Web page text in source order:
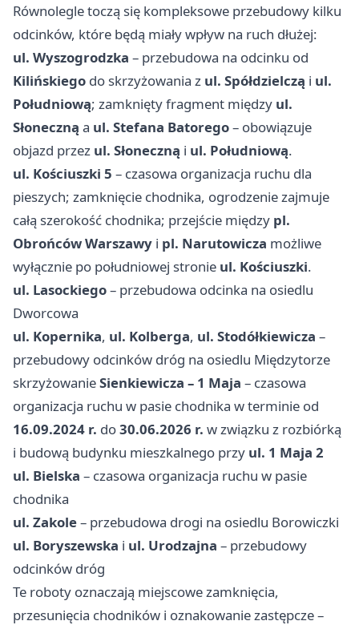
Równolegle toczą się kompleksowe przebudowy kilku
odcinków, które będą miały wpływ na ruch dłużej:
ul. Wyszogrodzka – przebudowa na odcinku od
Kilińskiego do skrzyżowania z ul. Spółdzielczą i ul.
Południową; zamknięty fragment między ul.
Słoneczną a ul. Stefana Batorego– obowiązuje
objazd przez ul. Słoneczną i ul. Południową.
ul. Kościuszki 5 – czasowa organizacja ruchu dla
pieszych; zamknięcie chodnika, ogrodzenie zajmuje
całą szerokość chodnika; przejście między pl.
Obrońców Warszawy i pl. Narutowicza możliwe
wyłącznie po południowej stronie ul. Kościuszki.
ul. Lasockiego– przebudowa odcinka na osiedlu
Dworcowa
ul. Kopernika, ul. Kolberga, ul. Stodółkiewicza –
przebudowy odcinków dróg na osiedlu Międzytorze
skrzyżowanieSienkiewicza – 1 Maja – czasowa
organizacja ruchu w pasie chodnika w terminie od
16.09.2024 r. do30.06.2026 r. w związku z rozbiórką
i budową budynku mieszkalnego przy ul. 1 Maja 2
ul. Bielska – czasowa organizacja ruchu w pasie
chodnika
ul. Zakole– przebudowa drogi na osiedlu Borowiczki
ul. Boryszewska i ul. Urodzajna – przebudowy
odcinków dróg
Te roboty oznaczają miejscowe zamknięcia,
przesunięcia chodników i oznakowanie zastępcze –